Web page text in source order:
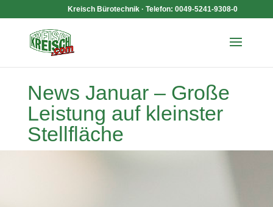
Kreisch Bürotechnik · Telefon: 0049-5241-9308-0
News Januar – Große
Leistung auf kleinster
Stellfläche